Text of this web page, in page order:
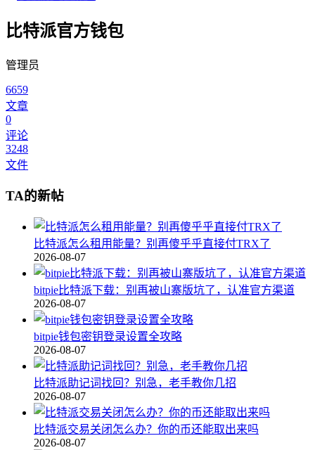
比特派官方钱包
管理员
6659
文章
0
评论
3248
文件
TA的新帖
比特派怎么租用能量？别再傻乎乎直接付TRX了
2026-08-07
bitpie比特派下载：别再被山寨版坑了，认准官方渠道
2026-08-07
bitpie钱包密钥登录设置全攻略
2026-08-07
比特派助记词找回？别急，老手教你几招
2026-08-07
比特派交易关闭怎么办？你的币还能取出来吗
2026-08-07